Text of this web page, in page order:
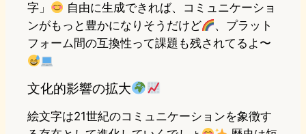
字」
自由に生成できれば、コミュニケーショ
ンがもっと豊かになりそうだけど
、プラット
フォーム間の互換性って課題も残されてるよ〜
文化的影響の拡大
絵文字は21世紀のコミュニケーションを象徴す